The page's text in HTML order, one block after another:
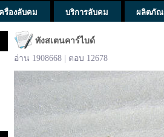
รื่องลับคม บริการลับคม ผลิตภัณ
ทังสเตนคาร์ไบด์
อ่าน 1908668 | ตอบ 12678